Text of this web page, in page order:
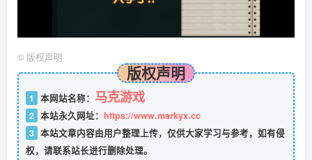
© 版权声明
版权声明
1 本网站名称： 马克游戏
2 本站永久网址： https://www.markyx.cc
3 本站文章内容由用户整理上传，仅供大家学习与参考，如有侵
权，请联系站长进行删除处理。